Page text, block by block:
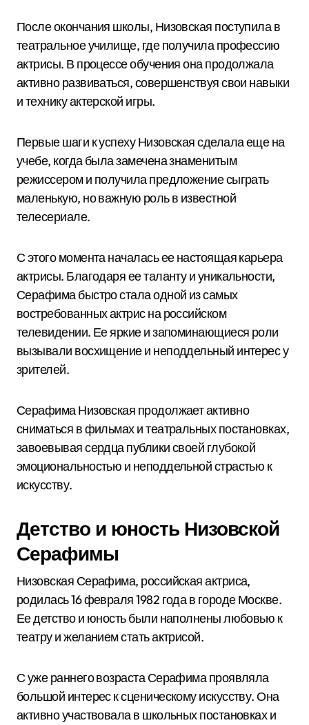
После окончания школы, Низовская поступила в
театральное училище, где получила профессию
актрисы. В процессе обучения она продолжала
активно развиваться, совершенствуя свои навыки
и технику актерской игры.
Первые шаги к успеху Низовская сделала еще на
учебе, когда была замечена знаменитым
режиссером и получила предложение сыграть
маленькую, но важную роль в известной
телесериале.
С этого момента началась ее настоящая карьера
актрисы. Благодаря ее таланту и уникальности,
Серафима быстро стала одной из самых
востребованных актрис на российском
телевидении. Ее яркие и запоминающиеся роли
вызывали восхищение и неподдельный интерес у
зрителей.
Серафима Низовская продолжает активно
сниматься в фильмах и театральных постановках,
завоевывая сердца публики своей глубокой
эмоциональностью и неподдельной страстью к
искусству.
Детство и юность Низовской
Серафимы
Низовская Серафима, российская актриса,
родилась 16 февраля 1982 года в городе Москве.
Ее детство и юность были наполнены любовью к
театру и желанием стать актрисой.
С уже раннего возраста Серафима проявляла
большой интерес к сценическому искусству. Она
активно участвовала в школьных постановках и